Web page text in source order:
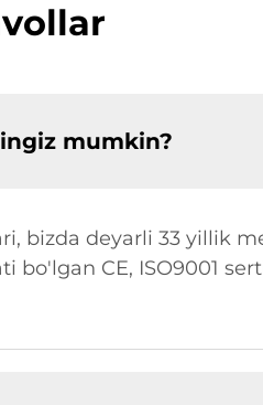
mumkin?
bizda deyarli 33 yillik
bo'lgan CE, ISO9001